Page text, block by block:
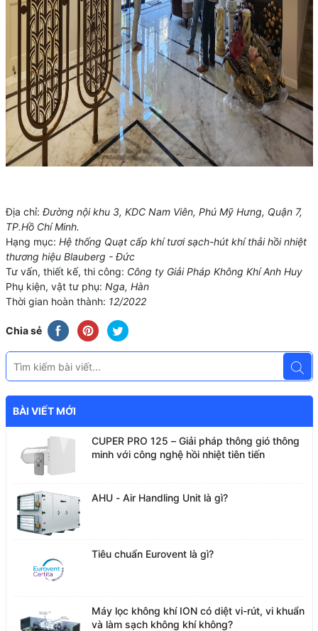
Địa chỉ: Đường nội khu 3, KDC Nam Viên, Phú Mỹ Hưng, Quận 7,
TP.Hồ Chí Minh.
Hạng mục: Hệ thống Quạt cấp khí tươi sạch-hút khí thải hồi nhiệt
thương hiệu Blauberg - Đức
Tư vấn, thiết kế, thi công: Công ty Giải Pháp Không Khí Anh Huy
Phụ kiện, vật tư phụ: Nga, Hàn
Thời gian hoàn thành: 12/2022
Chia sẻ
BÀI VIẾT MỚI
CUPER PRO 125 – Giải pháp thông gió thông
minh với công nghệ hồi nhiệt tiên tiến
AHU - Air Handling Unit là gì?
Tiêu chuẩn Eurovent là gì?
Máy lọc không khí ION có diệt vi-rút, vi khuẩn
và làm sạch không khí không?